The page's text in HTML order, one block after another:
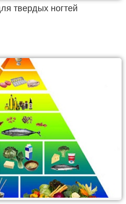
твердых ногтей